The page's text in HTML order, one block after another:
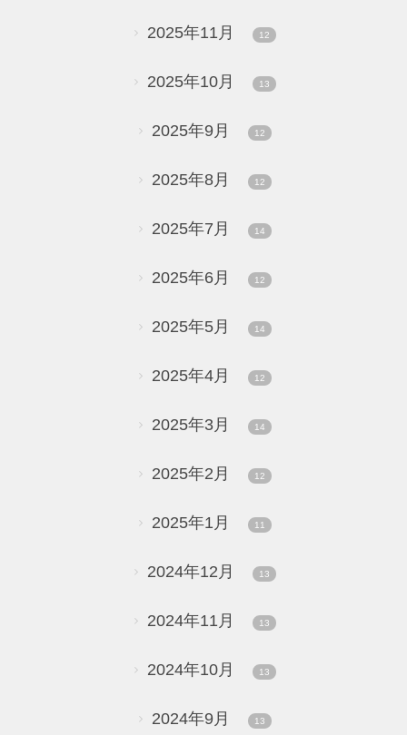
2025年11月 12
2025年10月 13
2025年9月 12
2025年8月 12
2025年7月 14
2025年6月 12
2025年5月 14
2025年4月 12
2025年3月 14
2025年2月 12
2025年1月 11
2024年12月 13
2024年11月 13
2024年10月 13
2024年9月 13